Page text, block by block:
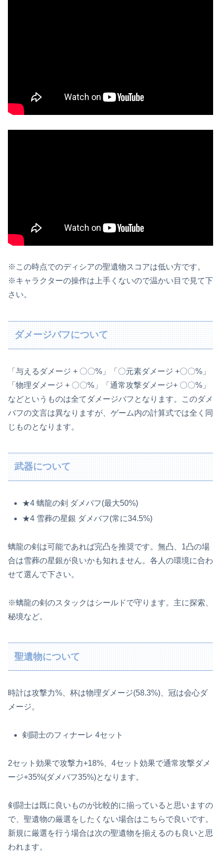
※この時点でのディシアの聖遺物スコアは低い方です。
※キャラクターの操作は上手くないので温かい目で見て下
さい。
ダメージバフについて
「与えるダメージ + 〇〇%」「〇元素ダメージ +〇〇%」
「物理ダメージ + 〇〇%」「通常攻撃ダメージ+ 〇〇%」
などというものは全てダメージバフとなります。このダメ
バフの文言は異なりますが、ゲーム内の計算式では全く同
じものとなります。
武器について
★4 螭龍の剣 ダメバフ(最大50%)
★4 雪葬の星銀 ダメバフ(常に34.5%)
螭龍の剣は可能であれば完凸を推奨です。無凸、1凸の場
合は雪葬の星銀が良いかも知れません。各人の環境に合わ
せて選んで下さい。
※螭龍の剣のスタックはシールドで守ります。主に探索、
秘境など。
聖遺物について
時計は攻撃力%、杯は物理ダメージ(58.3%)、冠は会心ダ
メージ。
剣闘士のフィナーレ 4セット
2セット効果で攻撃力+18%、4セット効果で通常攻撃ダメ
ージ+35%(ダメバフ35%)となります。
剣闘士は既に良いものが比較的に揃っていると思いますの
で、聖遺物の厳選をしたくない場合はこちらで良いです。
新規に厳選を行う場合は次の聖遺物を揃えるのも良いと思
われます。